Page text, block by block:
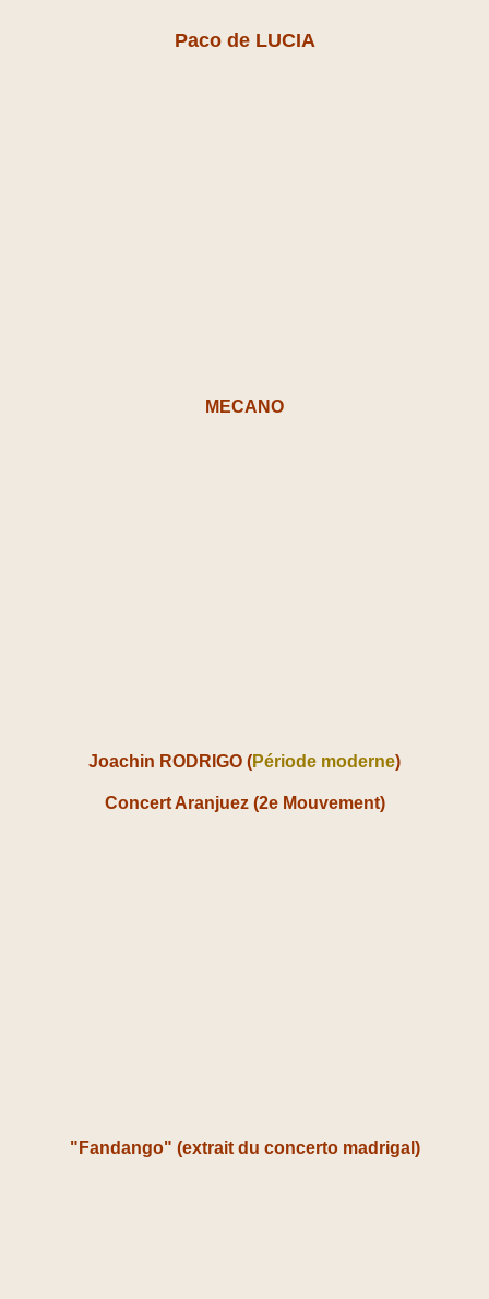
Paco de LUCIA
MECANO
Joachin RODRIGO (Période moderne)
Concert Aranjuez (2e Mouvement)
"Fandango" (extrait du concerto madrigal)